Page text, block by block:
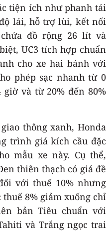
tiện ích như phanh tái
lái, hỗ trợ lùi, kết nối
chứa đồ rộng 26 lít và
UC3 tích hợp chuẩn
cho xe hai bánh với
phép sạc nhanh từ 0
và từ 20% đến 80%
thông xanh, Honda
trình giá kích cầu đặc
mẫu xe này. Cụ thể,
thiên thạch có giá đề
với thuế 10% nhưng
8% giảm xuống chỉ
bản Tiêu chuẩn với
và Trắng ngọc trai